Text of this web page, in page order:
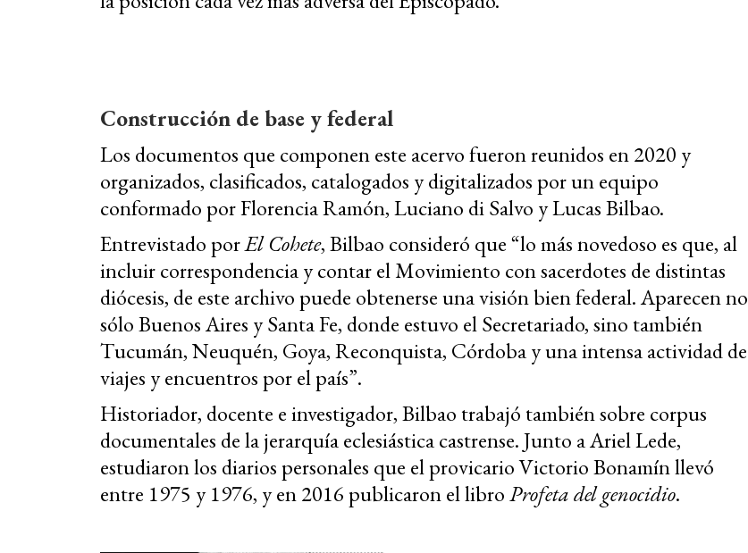
Construcción de base y federal
Los documentos que componen este acervo fueron reunidos en 2020 y
organizados, clasificados, catalogados y digitalizados por un equipo
conformado por Florencia Ramón, Luciano di Salvo y Lucas Bilbao.
Entrevistado porEl Cohete, Bilbao consideró que “lo más novedoso es que, al
incluir correspondencia y contar el Movimiento con sacerdotes de distintas
diócesis, de este archivo puede obtenerse una visión bien federal. Aparecen no
sólo Buenos Aires y Santa Fe, donde estuvo el Secretariado, sino también
Tucumán, Neuquén, Goya, Reconquista, Córdoba y una intensa actividad de
viajes y encuentros por el país”.
Historiador, docente e investigador, Bilbao trabajó también sobre corpus
documentales de la jerarquía eclesiástica castrense. Junto a Ariel Lede,
estudiaron los diarios personales que el provicario Victorio Bonamín llevó
entre 1975 y 1976, y en 2016 publicaron el libroProfeta del genocidio.